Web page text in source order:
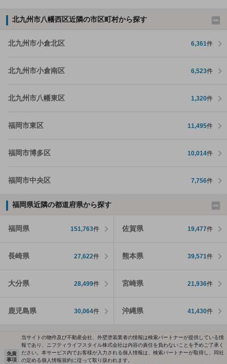
北九州市八幡西区近隣の市区町村から探す
北九州市小倉北区 6,361件
北九州市小倉南区 6,523件
北九州市八幡東区 1,320件
福岡市東区 11,495件
福岡市博多区 10,014件
福岡市中央区 7,756件
福岡県近隣の都道府県から探す
福岡県 151,763件 佐賀県 19,477件
長崎県 27,622件 熊本県 39,571件
大分県 28,499件 宮崎県 21,936件
鹿児島県 30,064件 沖縄県 41,430件
免責
事項
当サイトの物件及び不動産会社、外壁塗装業者の情報は検索パートナーが提供している情
報であり、ニフティライフスタイル株式会社は内容の責任を負わないことを予めご了承く
ださい。本サービス内でお客様が入力される個人情報は、検索パートナーが取得し、同社
の定める個人情報規約に従って取り扱われます。